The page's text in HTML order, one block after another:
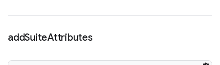
addSuiteAttributes